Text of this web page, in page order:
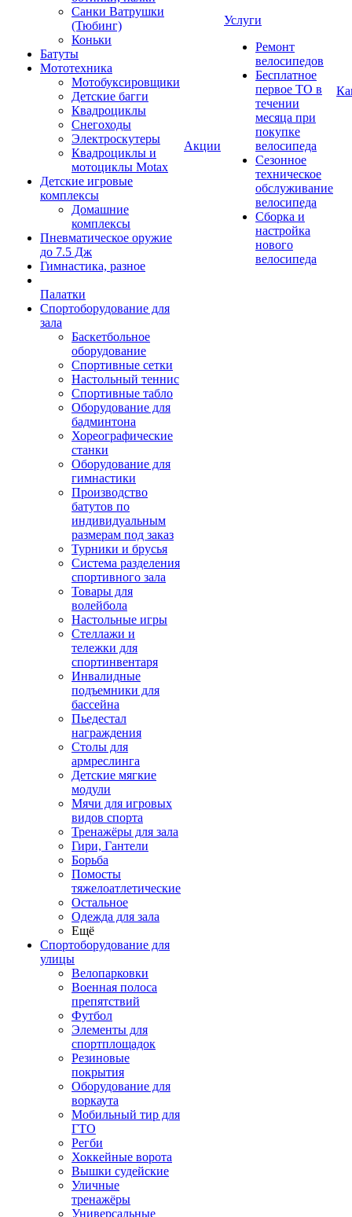
Санки Ватрушки
(Тюбинг)
Коньки
Батуты
Мототехника
Мотобуксировщики
Детские багги
Квадроциклы
Снегоходы
Электроскутеры
Квадроциклы и
мотоциклы Motax
Детские игровые
комплексы
Домашние
комплексы
Пневматическое оружие
до 7.5 Дж
Гимнастика, разное
Палатки
Спортоборудование для
зала
Баскетбольное
оборудование
Спортивные сетки
Настольный теннис
Спортивные табло
Оборудование для
бадминтона
Хореографические
станки
Оборудование для
гимнастики
Производство
батутов по
индивидуальным
размерам под заказ
Турники и брусья
Система разделения
спортивного зала
Товары для
волейбола
Настольные игры
Стеллажи и
тележки для
спортинвентаря
Инвалидные
подъемники для
бассейна
Пьедестал
награждения
Столы для
армреслинга
Детские мягкие
модули
Мячи для игровых
видов спорта
Тренажёры для зала
Гири, Гантели
Борьба
Помосты
тяжелоатлетические
Остальное
Одежда для зала
Ещё
Спортоборудование для
улицы
Велопарковки
Военная полоса
препятствий
Футбол
Элементы для
спортплощадок
Резиновые
покрытия
Оборудование для
воркаута
Мобильный тир для
ГТО
Регби
Хоккейные ворота
Вышки судейские
Уличные
тренажёры
Универсальные
Акции
Услуги
Ремонт
велосипедов
Бесплатное
первое ТО в
течении
месяца при
покупке
велосипеда
Сезонное
техническое
обслуживание
велосипеда
Сборка и
настройка
нового
велосипеда